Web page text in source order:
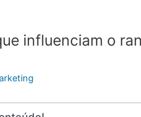
influenciam o